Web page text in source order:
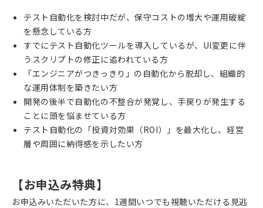
テスト自動化を検討中だが、保守コストの増大や運用破綻
を懸念している方
すでにテスト自動化ツールを導入しているが、UI変更に伴
うスクリプトの修正に追われている方
「エンジニアがつきっきり」の自動化から脱却し、組織的
な運用体制を築きたい方
開発の後半で自動化の不整合が発覚し、手戻りが発生する
ことに頭を悩ませている方
テスト自動化の「投資対効果（ROI）」を最大化し、経営
層や周囲に納得感を示したい方
【お申込み特典】
お申込みいただいた方に、1週間いつでも視聴いただける見逃